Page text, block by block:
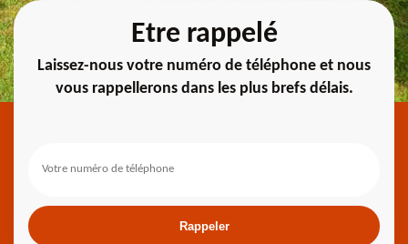
Etre rappelé
Laissez-nous votre numéro de téléphone et nous
vous rappellerons dans les plus brefs délais.